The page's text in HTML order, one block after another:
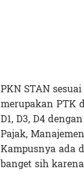
PKN STAN
merupakan PTK
D1, D3, D4
Pajak,
Kampusnya ada
banget sih